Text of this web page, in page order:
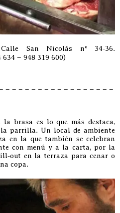
San Nicolás nº 34-36.
634 – 948 319 600)
– – – – – – – – – – – – – – – – –
brasa es lo que más destaca,
parrilla. Un local de ambiente
en la que también se celebran
con menú y a la carta, por la
out en la terraza para cenar o
copa.